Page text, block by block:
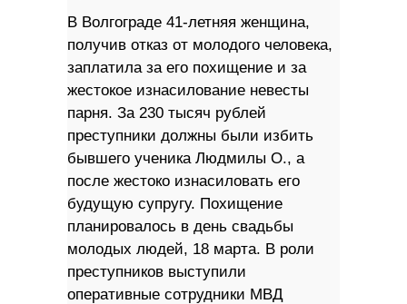
В Волгограде 41-летняя женщина,
получив отказ от молодого человека,
заплатила за его похищение и за
жестокое изнасилование невесты
парня. За 230 тысяч рублей
преступники должны были избить
бывшего ученика Людмилы О., а
после жестоко изнасиловать его
будущую супругу. Похищение
планировалось в день свадьбы
молодых людей, 18 марта. В роли
преступников выступили
оперативные сотрудники МВД